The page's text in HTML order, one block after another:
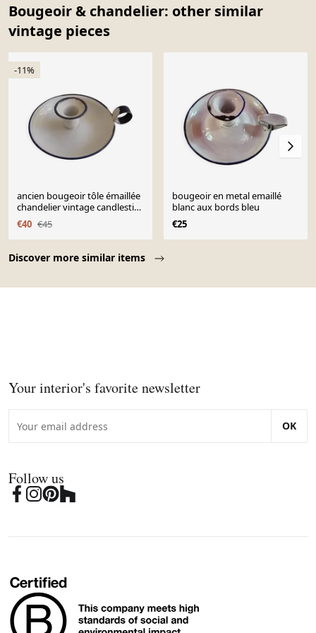
Bougeoir & chandelier: other similar
vintage pieces
Discover more similar items
-11%
ancien bougeoir tôle émaillée
chandelier vintage candlestick
Sweden
€40 €45
bougeoir en metal emaillé
blanc aux bords bleu
€25
Your interior's favorite newsletter
OK
Follow us